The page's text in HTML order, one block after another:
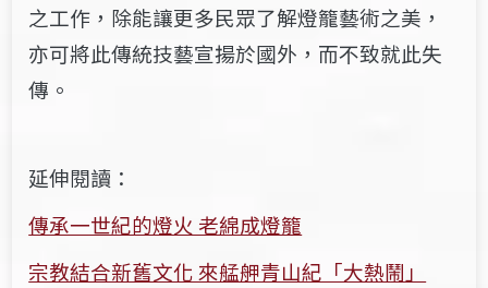
之工作，除能讓更多民眾了解燈籠藝術之美，
亦可將此傳統技藝宣揚於國外，而不致就此失
傳。
延伸閱讀：
傳承一世紀的燈火 老綿成燈籠
宗教結合新舊文化 來艋舺青山紀「大熱鬧」